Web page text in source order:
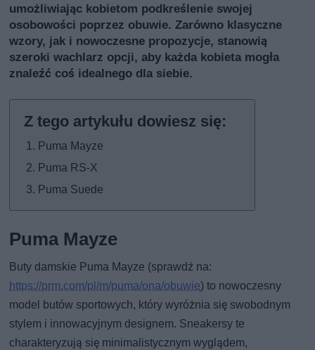
umożliwiając kobietom podkreślenie swojej
osobowości poprzez obuwie. Zarówno klasyczne
wzory, jak i nowoczesne propozycje, stanowią
szeroki wachlarz opcji, aby każda kobieta mogła
znaleźć coś idealnego dla siebie.
Puma Mayze
Puma RS-X
Puma Suede
Puma Mayze
Buty damskie Puma Mayze (sprawdź na:
https://prm.com/pl/m/puma/ona/obuwie) to nowoczesny
model butów sportowych, który wyróżnia się swobodnym
stylem i innowacyjnym designem. Sneakersy te
charakteryzują się minimalistycznym wyglądem,